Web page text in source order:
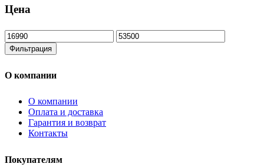
Цена
Минимальная
цена
Максимальная
цена
Фильтрация
О компании
О компании
Оплата и доставка
Гарантия и возврат
Контакты
Покупателям